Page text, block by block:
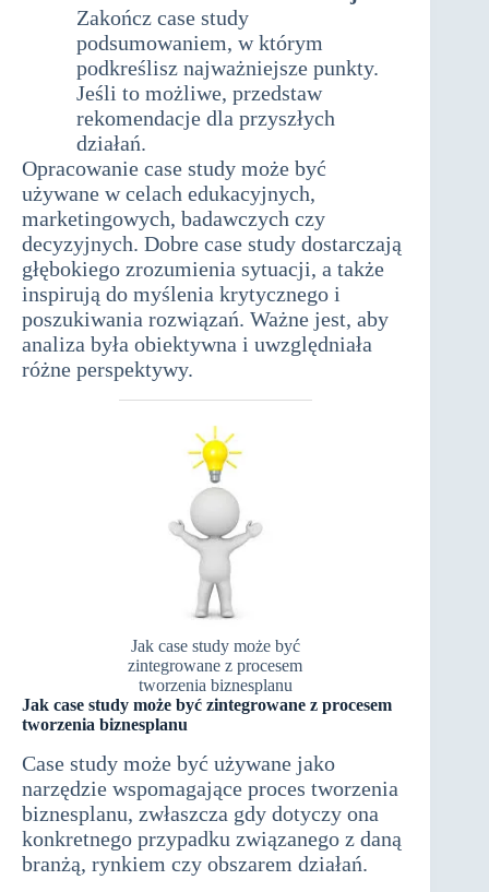
Zakończ case study
podsumowaniem, w którym
podkreślisz najważniejsze punkty.
Jeśli to możliwe, przedstaw
rekomendacje dla przyszłych
działań.
Opracowanie case study może być
używane w celach edukacyjnych,
marketingowych, badawczych czy
decyzyjnych. Dobre case study dostarczają
głębokiego zrozumienia sytuacji, a także
inspirują do myślenia krytycznego i
poszukiwania rozwiązań. Ważne jest, aby
analiza była obiektywna i uwzględniała
różne perspektywy.
Jak case study może być
zintegrowane z procesem
tworzenia biznesplanu
Jak case study może być zintegrowane z procesem
tworzenia biznesplanu
Case study może być używane jako
narzędzie wspomagające proces tworzenia
biznesplanu, zwłaszcza gdy dotyczy ona
konkretnego przypadku związanego z daną
branżą, rynkiem czy obszarem działań.